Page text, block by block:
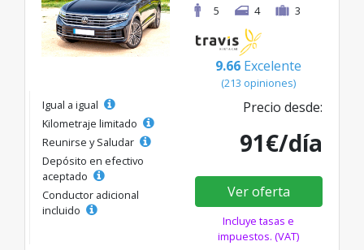
5
4 3
9.66 Excelente
(213 opiniones)
Igual a igual
Kilometraje limitado
Reunirse y Saludar
Depósito en efectivo
aceptado
Conductor adicional
incluido
Precio desde:
91€/día
Ver oferta
Incluye tasas e
impuestos. (VAT)